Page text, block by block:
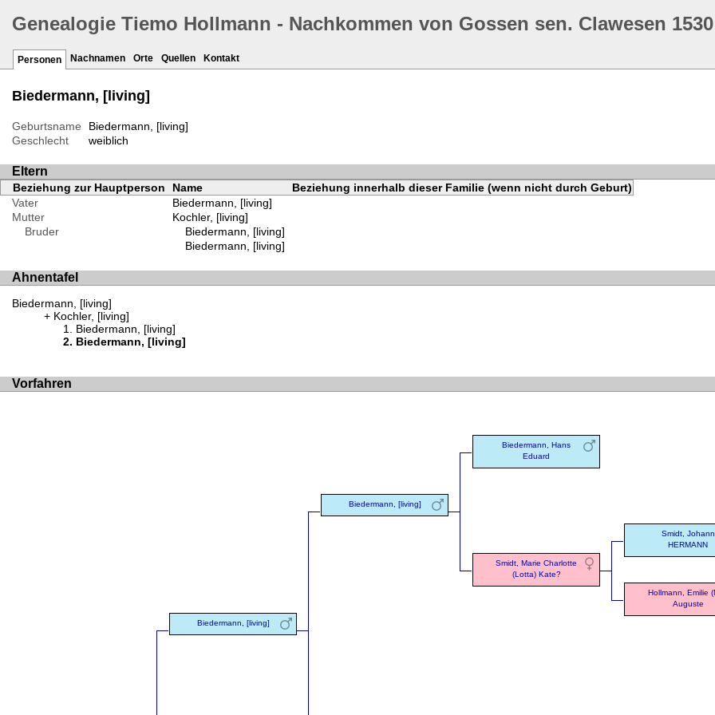
Genealogie Tiemo Hollmann - Nachkommen von Gossen sen. Clawesen 1530
Personen Nachnamen Orte Quellen Kontakt
Biedermann, [living]
Geburtsname
Biedermann, [living]
Geschlecht
weiblich
Eltern
Beziehung zur Hauptperson Name
Beziehung innerhalb dieser Familie (wenn nicht durch Geburt)
Vater
Biedermann, [living]
Mutter
Kochler, [living]
Bruder
Biedermann, [living]
Biedermann, [living]
Ahnentafel
Biedermann, [living]
Kochler, [living]
Biedermann, [living]
Biedermann, [living]
Vorfahren
Biedermann, [living]
Biedermann, [living]
Biedermann, Hans
Eduard
Smidt, Marie Charlotte
(Lotta) Kate?
Smidt, Johann
HERMANN
Hollmann, Emilie
Auguste